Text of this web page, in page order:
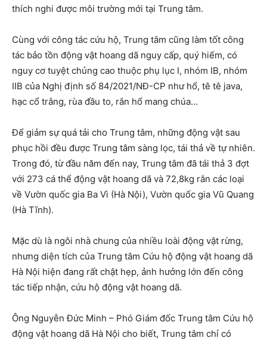
thích nghi được môi trường mới tại Trung tâm.
Cùng với công tác cứu hộ, Trung tâm cũng làm tốt công
tác bảo tồn động vật hoang dã nguy cấp, quý hiếm, có
nguy cơ tuyệt chủng cao thuộc phụ lục I, nhóm IB, nhóm
IIB của Nghị định số 84/2021/NĐ-CP như hổ, tê tê java,
hạc cổ trắng, rùa đầu to, rắn hổ mang chúa…
Để giảm sự quá tải cho Trung tâm, những động vật sau
phục hồi đều được Trung tâm sàng lọc, tái thả về tự nhiên.
Trong đó, từ đầu năm đến nay, Trung tâm đã tái thả 3 đợt
với 273 cá thể động vật hoang dã và 72,8kg rắn các loại
về Vườn quốc gia Ba Vì (Hà Nội), Vườn quốc gia Vũ Quang
(Hà Tĩnh).
Mặc dù là ngôi nhà chung của nhiều loài động vật rừng,
nhưng diện tích của Trung tâm Cứu hộ động vật hoang dã
Hà Nội hiện đang rất chật hẹp, ảnh hưởng lớn đến công
tác tiếp nhận, cứu hộ động vật hoang dã.
Ông Nguyễn Đức Minh – Phó Giám đốc Trung tâm Cứu hộ
động vật hoang dã Hà Nội cho biết, Trung tâm chỉ có